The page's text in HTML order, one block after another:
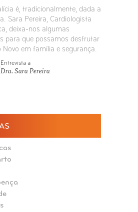
é, tradicionalmente, dada a
Sara Pereira, Cardiologista
deixa-nos algumas
para que possamos desfrutar
Novo em família e segurança.
Entrevista a
Dra. Sara Pereira